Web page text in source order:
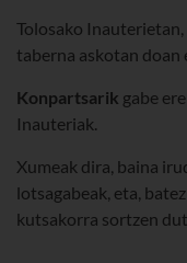
Tolosako Inauterietan,
taberna askotan doan
Konpartsarik gabe
Inauteriak.
Xumeak dira, baina
lotsagabeak, eta,
kutsakorra sortzen